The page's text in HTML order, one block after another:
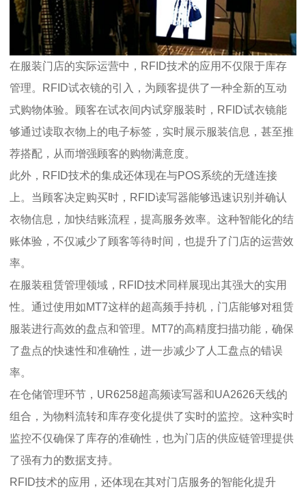
在服装门店的实际运营中，RFID技术的应用不仅限于库存
管理。RFID试衣镜的引入，为顾客提供了一种全新的互动
式购物体验。顾客在试衣间内试穿服装时，RFID试衣镜能
够通过读取衣物上的电子标签，实时展示服装信息，甚至推
荐搭配，从而增强顾客的购物满意度。
此外，RFID技术的集成还体现在与POS系统的无缝连接
上。当顾客决定购买时，RFID读写器能够迅速识别并确认
衣物信息，加快结账流程，提高服务效率。这种智能化的结
账体验，不仅减少了顾客等待时间，也提升了门店的运营效
率。
在服装租赁管理领域，RFID技术同样展现出其强大的实用
性。通过使用如MT7这样的超高频手持机，门店能够对租赁
服装进行高效的盘点和管理。MT7的高精度扫描功能，确保
了盘点的快速性和准确性，进一步减少了人工盘点的错误
率。
在仓储管理环节，UR6258超高频读写器和UA2626天线的
组合，为物料流转和库存变化提供了实时的监控。这种实时
监控不仅确保了库存的准确性，也为门店的供应链管理提供
了强有力的数据支持。
RFID技术的应用，还体现在其对门店服务的智能化提升